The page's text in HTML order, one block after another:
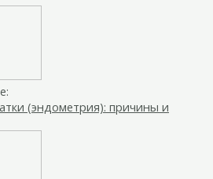
(эндометрия): причины и